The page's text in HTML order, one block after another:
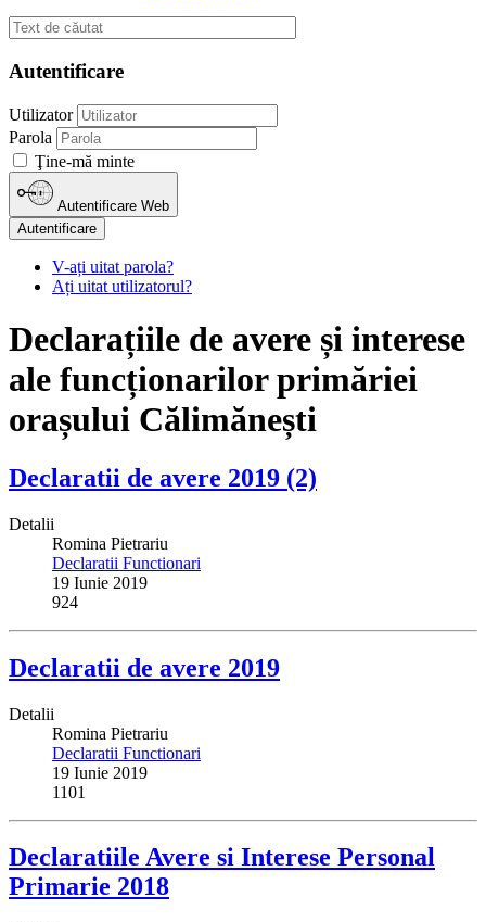
Autentificare
Utilizator
Parola
Ţine-mă minte
Autentificare Web
Autentificare
V-ați uitat parola?
Ați uitat utilizatorul?
Declarațiile de avere și interese
ale funcționarilor primăriei
orașului Călimănești
Declaratii de avere 2019 (2)
Detalii
Romina Pietrariu
Declaratii Functionari
19 Iunie 2019
924
Declaratii de avere 2019
Detalii
Romina Pietrariu
Declaratii Functionari
19 Iunie 2019
1101
Declaratiile Avere si Interese Personal
Primarie 2018